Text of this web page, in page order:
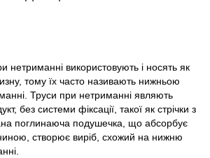
нетриманні використовують і носять як
тому їх часто називають нижньою
Труси при нетриманні являють
без системи фіксації, такої як стрічки з
поглинаюча подушечка, що абсорбує
створює виріб, схожий на нижню